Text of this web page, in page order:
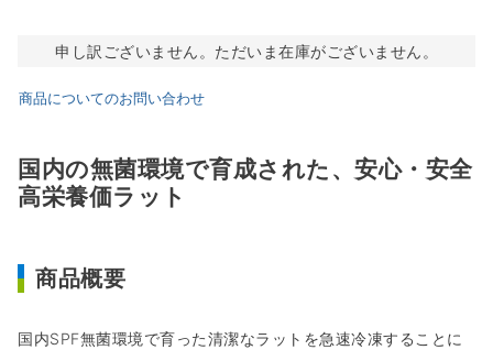
申し訳ございません。ただいま在庫がございません。
商品についてのお問い合わせ
国内の無菌環境で育成された、安心・安全
高栄養価ラット
商品概要
国内SPF無菌環境で育った清潔なラットを急速冷凍することに